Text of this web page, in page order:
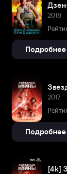
2018
Подробнее
2017
Подробнее
[4k]